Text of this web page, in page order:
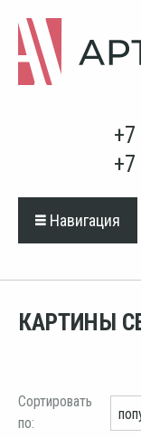
Навигация
КАРТИНЫ
Сортировать
по: